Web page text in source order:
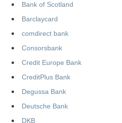
Bank of Scotland
Barclaycard
comdirect bank
Consorsbank
Credit Europe Bank
CreditPlus Bank
Degussa Bank
Deutsche Bank
DKB